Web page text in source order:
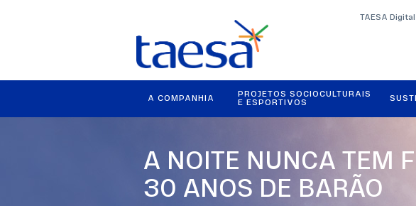
TAESA Digital
A COMPANHIA
PROJETOS SOCIOCULTURAIS
E ESPORTIVOS
A NOITE NUNCA TEM
30 ANOS DE BARÃO